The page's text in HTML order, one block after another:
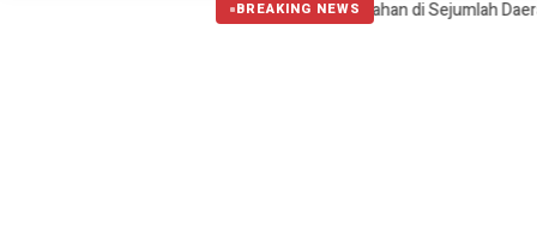
BREAKING NEWS
Perparah Krisis Air dan Kebakaran Lahan di Sejumlah Daerah